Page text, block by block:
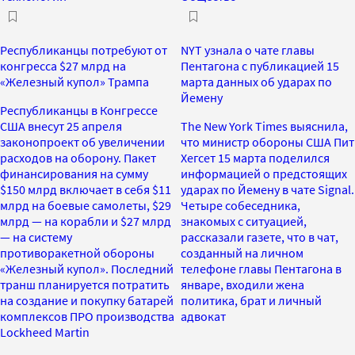
Республиканцы потребуют от
конгресса $27 млрд на
«Железный купол» Трампа
Республиканцы в Конгрессе
США внесут 25 апреля
законопроект об увеличении
расходов на оборону. Пакет
финансирования на сумму
$150 млрд включает в себя $11
млрд на боевые самолеты, $29
млрд — на корабли и $27 млрд
— на систему
противоракетной обороны
«Железный купол». Последний
транш планируется потратить
на создание и покупку батарей
комплексов ПРО производства
Lockheed Martin
NYT узнала о чате главы
Пентагона с публикацией 15
марта данных об ударах по
Йемену
The New York Times выяснила,
что министр обороны США Пит
Хегсет 15 марта поделился
информацией о предстоящих
ударах по Йемену в чате Signal.
Четыре собеседника,
знакомых с ситуацией,
рассказали газете, что в чат,
созданный на личном
телефоне главы Пентагона в
январе, входили жена
политика, брат и личный
адвокат